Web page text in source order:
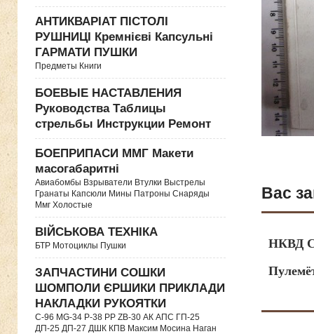
АНТИКВАРІАТ ПІСТОЛІ
РУШНИЦІ Кремнієві Капсульні
ГАРМАТИ ПУШКИ
Предметы Книги
БОЕВЫЕ НАСТАВЛЕНИЯ
Руководства Таблицы
стрельбы Инструкции Ремонт
БОЕПРИПАСИ ММГ Макети
масогабаритні
Авиабомбы Взрыватели Втулки Выстрелы
Гранаты Капсюли Мины Патроны Снаряды
Ммг Холостые
ВІЙСЬКОВА ТЕХНІКА
БТР Мотоциклы Пушки
ЗАПЧАСТИНИ СОШКИ
ШОМПОЛИ ЄРШИКИ ПРИКЛАДИ
НАКЛАДКИ РУКОЯТКИ
C-96 MG-34 P-38 PP ZB-30 АК АПС ГП-25
ДП-25 ДП-27 ДШК КПВ Максим Мосина Наган
Вас
НКВД